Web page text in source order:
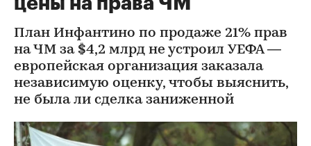
План Инфантино по продаже 21% прав
на ЧМ за $4,2 млрд не устроил УЕФА —
европейская организация заказала
независимую оценку, чтобы выяснить,
не была ли сделка заниженной